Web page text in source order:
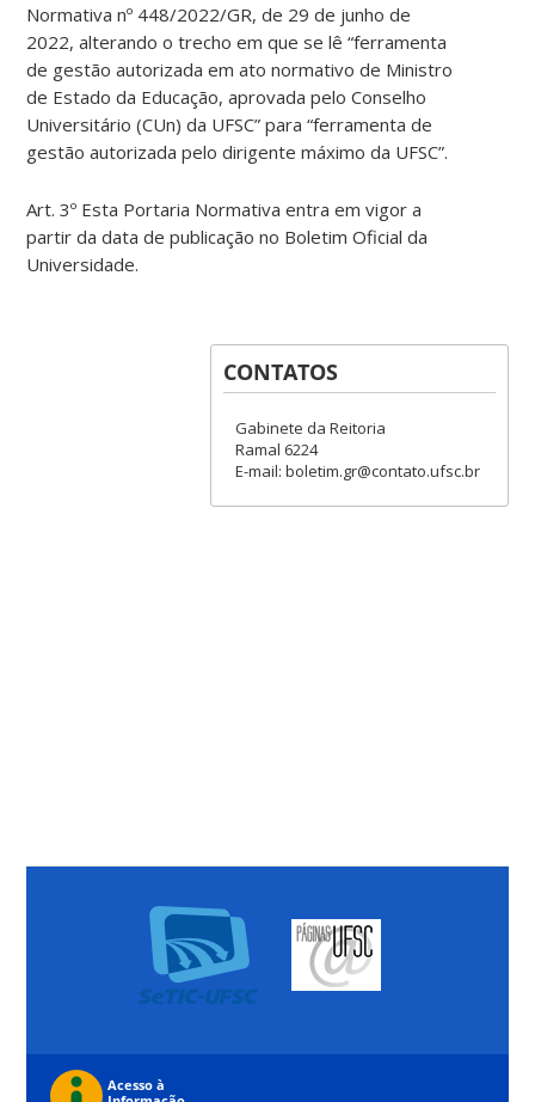
Normativa nº 448/2022/GR, de 29 de junho de
2022, alterando o trecho em que se lê “ferramenta
de gestão autorizada em ato normativo de Ministro
de Estado da Educação, aprovada pelo Conselho
Universitário (CUn) da UFSC” para “ferramenta de
gestão autorizada pelo dirigente máximo da UFSC”.
Art. 3º Esta Portaria Normativa entra em vigor a
partir da data de publicação no Boletim Oficial da
Universidade.
CONTATOS
Gabinete da Reitoria
Ramal 6224
E-mail: boletim.gr@contato.ufsc.br